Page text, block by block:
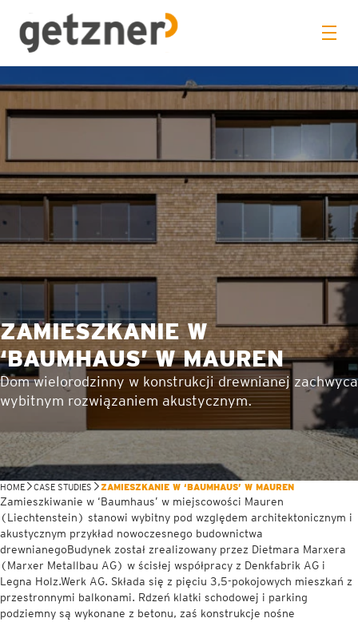
ZAMIESZKANIE W
‘BAUMHAUS’ W MAUREN
Dom wielorodzinny w konstrukcji drewnianej zachwyca
wybitnym rozwiązaniem akustycznym.
HOME CASE STUDIES ZAMIESZKANIE W ‘BAUMHAUS’ W MAUREN
Zamieszkiwanie w ‘Baumhaus’ w miejscowości Mauren
(Liechtenstein) stanowi wybitny pod względem architektonicznym i
akustycznym przykład nowoczesnego budownictwa
drewnianegoBudynek został zrealizowany przez Dietmara Marxera
(Marxer Metallbau AG) w ścisłej współpracy z Denkfabrik AG i
Legna Holz.Werk AG. Składa się z pięciu 3,5-pokojowych mieszkań z
przestronnymi balkonami. Rdzeń klatki schodowej i parking
podziemny są wykonane z betonu, zaś konstrukcje nośne